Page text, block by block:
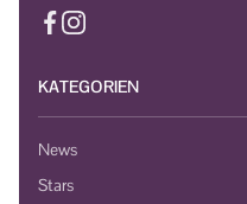
KATEGORIEN
News
Stars